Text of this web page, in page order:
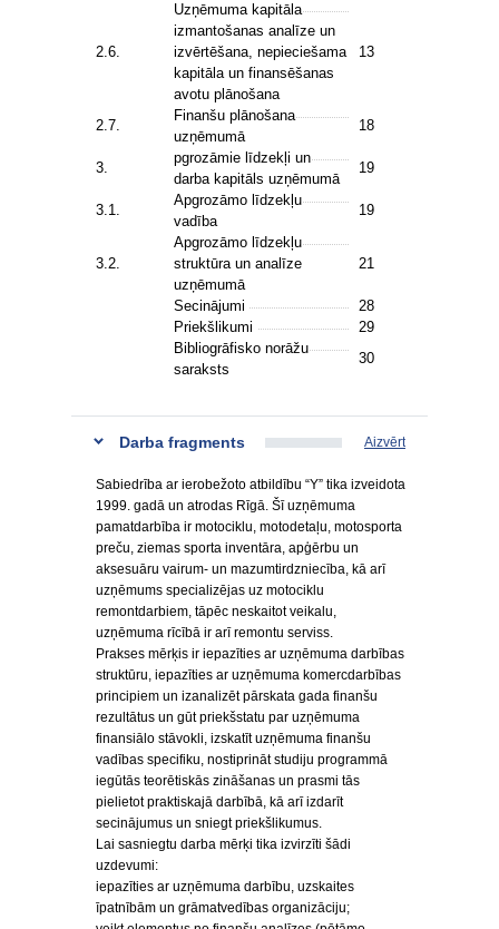
2.6.
Uzņēmuma kapitāla
izmantošanas analīze un
izvērtēšana, nepieciešama
kapitāla un finansēšanas
avotu plānošana
13
2.7.
Finanšu plānošana
uzņēmumā
18
3.
pgrozāmie līdzekļi un
darba kapitāls uzņēmumā
19
3.1.
Apgrozāmo līdzekļu
vadība
19
3.2.
Apgrozāmo līdzekļu
struktūra un analīze
uzņēmumā
21
Secinājumi
28
Priekšlikumi
29
Bibliogrāfisko norāžu
saraksts
30
Darba fragments Aizvērt
Sabiedrība ar ierobežoto atbildību “Y” tika izveidota
1999. gadā un atrodas Rīgā. Šī uzņēmuma
pamatdarbība ir motociklu, motodetaļu, motosporta
preču, ziemas sporta inventāra, apģērbu un
aksesuāru vairum- un mazumtirdzniecība, kā arī
uzņēmums specializējas uz motociklu
remontdarbiem, tāpēc neskaitot veikalu,
uzņēmuma rīcībā ir arī remontu serviss.
Prakses mērķis ir iepazīties ar uzņēmuma darbības
struktūru, iepazīties ar uzņēmuma komercdarbības
principiem un izanalizēt pārskata gada finanšu
rezultātus un gūt priekšstatu par uzņēmuma
finansiālo stāvokli, izskatīt uzņēmuma finanšu
vadības specifiku, nostiprināt studiju programmā
iegūtās teorētiskās zināšanas un prasmi tās
pielietot praktiskajā darbībā, kā arī izdarīt
secinājumus un sniegt priekšlikumus.
Lai sasniegtu darba mērķi tika izvirzīti šādi
uzdevumi:
iepazīties ar uzņēmuma darbību, uzskaites
īpatnībām un grāmatvedības organizāciju;